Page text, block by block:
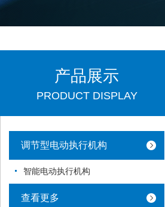
产品展示
PRODUCT DISPLAY
调节型电动执行机构
智能电动执行机构
查看更多